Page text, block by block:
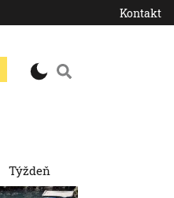
Kontakt
Týždeň